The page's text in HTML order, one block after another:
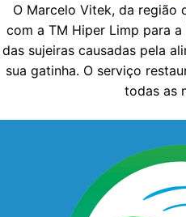
O Marcelo Vitek, da região
com a TM Hiper Limp para
das sujeiras causadas pela
sua gatinha. O serviço
todas as